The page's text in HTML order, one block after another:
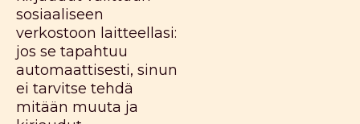
sosiaaliseen
verkostoon laitteellasi:
jos se tapahtuu
automaattisesti, sinun
ei tarvitse tehdä
mitään muuta ja